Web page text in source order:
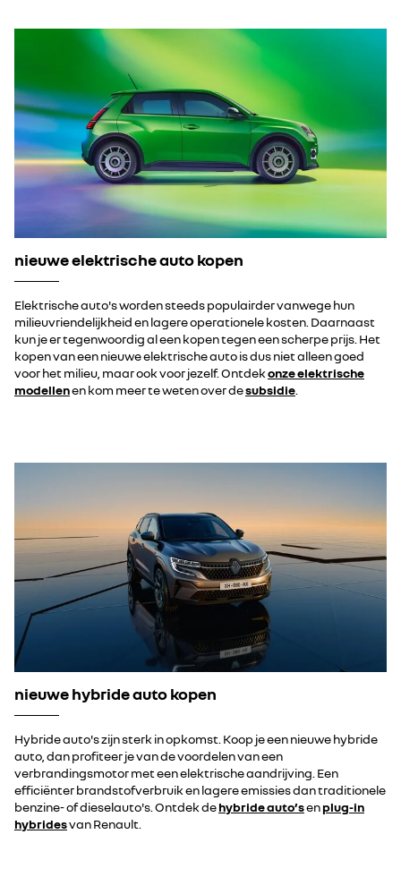
nieuwe elektrische auto kopen
Elektrische auto's worden steeds populairder vanwege hun
milieuvriendelijkheid en lagere operationele kosten. Daarnaast
kun je er tegenwoordig al een kopen tegen een scherpe prijs. Het
kopen van een nieuwe elektrische auto is dus niet alleen goed
voor het milieu, maar ook voor jezelf. Ontdekonze elektrische
modellenen kom meer te weten over desubsidie
nieuwe hybride auto kopen
Hybride auto's zijn sterk in opkomst. Koop je een nieuwe hybride
auto, dan profiteer je van de voordelen van een
verbrandingsmotor met een elektrische aandrijving. Een
efficiënter brandstofverbruik en lagere emissies dan traditionele
benzine- of dieselauto's. Ontdek dehybride auto’senplug-in
hybridesvan Renault.